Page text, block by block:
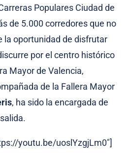
Populares Ciudad de
de 5.000 corredores que no
la oportunidad de disfrutar
por el centro histórico
Mayor de Valencia,
de la Fallera Mayor
, ha sido la encargada de
youtu.be/uoslYzgjLm0″]